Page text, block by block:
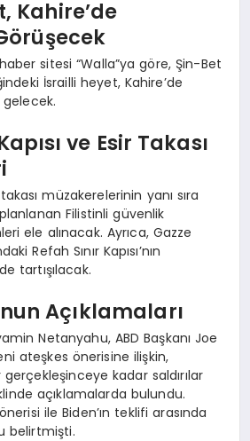
Kahire’de
sitesi “Walla”ya göre, Şin-Bet
İsrailli heyet, Kahire’de
ve Esir Takası
müzakerelerinin yanı sıra
Filistinli güvenlik
ele alınacak. Ayrıca, Gazze
Refah Sınır Kapısı’nın
tartışılacak.
Açıklamaları
Netanyahu, ABD Başkanı Joe
ateşkes önerisine ilişkin,
kadar saldırılar
açıklamalarda bulundu.
ile Biden’ın teklifi arasında
belirtmişti.